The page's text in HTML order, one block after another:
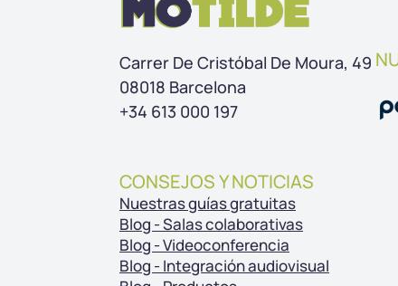
Carrer De Cristóbal De Moura, 49
08018 Barcelona
+34 613 000 197
CONSEJOS Y NOTICIAS
Nuestras guías gratuitas
Blog - Salas colaborativas
Blog - Videoconferencia
Blog - Integración audiovisual